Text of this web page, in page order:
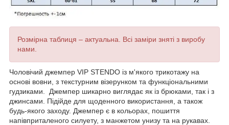
Розмірна таблиця – актуальна. Всі заміри зняті з виробу
нами.
Чоловічий джемпер VIP STENDO із м'якого трикотажу на
основі вовни, з текстурним візерунком та функціональними
гудзиками. Джемпер шикарно виглядає як із брюками, так і з
джинсами. Підійде для щоденного використання, а також
будь-якого заходу. Джемпер є в кольорах, пошиття
напівприталеного силуету, з манжетом унизу та на рукавах.